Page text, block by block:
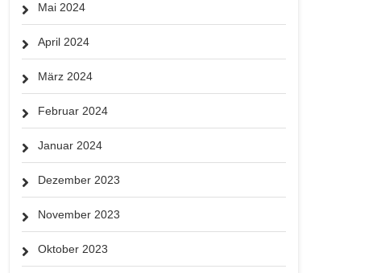
Mai 2024
April 2024
März 2024
Februar 2024
Januar 2024
Dezember 2023
November 2023
Oktober 2023